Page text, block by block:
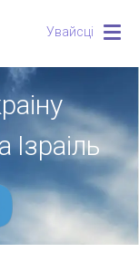
Увайсці
Ізраіль